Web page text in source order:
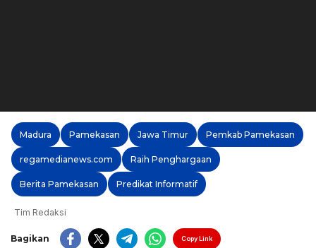
Madura Pamekasan Jawa Timur Pemkab Pamekasan
regamedianews.com Raih Penghargaan
Berita Pamekasan Predikat Informatif
Tim Redaksi
Bagikan Copy Link